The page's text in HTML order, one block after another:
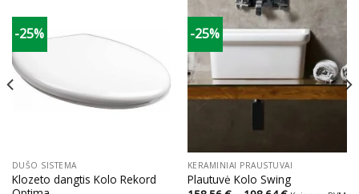
-25%
DUŠO SISTEMA
Klozeto dangtis Kolo Rekord
-25%
KERAMINIAI PRAUSTUVAI
Plautuvė Kolo Swing